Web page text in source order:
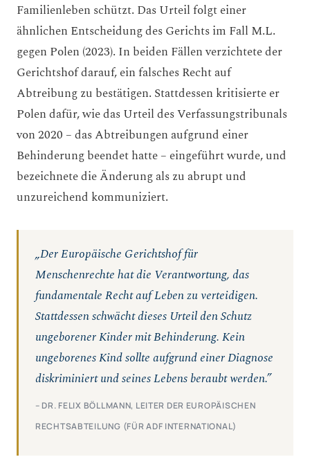
Familienleben schützt. Das Urteil folgt einer
ähnlichen Entscheidung des Gerichts im Fall M.L.
gegen Polen (2023). In beiden Fällen verzichtete der
Gerichtshof darauf, ein falsches Recht auf
Abtreibung zu bestätigen. Stattdessen kritisierte er
Polen dafür, wie das Urteil des Verfassungstribunals
von 2020 – das Abtreibungen aufgrund einer
Behinderung beendet hatte – eingeführt wurde, und
bezeichnete die Änderung als zu abrupt und
unzureichend kommuniziert.
„Der Europäische Gerichtshof für
Menschenrechte hat die Verantwortung, das
fundamentale Recht auf Leben zu verteidigen.
Stattdessen schwächt dieses Urteil den Schutz
ungeborener Kinder mit Behinderung. Kein
ungeborenes Kind sollte aufgrund einer Diagnose
diskriminiert und seines Lebens beraubt werden.”
– DR. FELIX BÖLLMANN, LEITER DER EUROPÄISCHEN
RECHTSABTEILUNG (FÜR ADF INTERNATIONAL)